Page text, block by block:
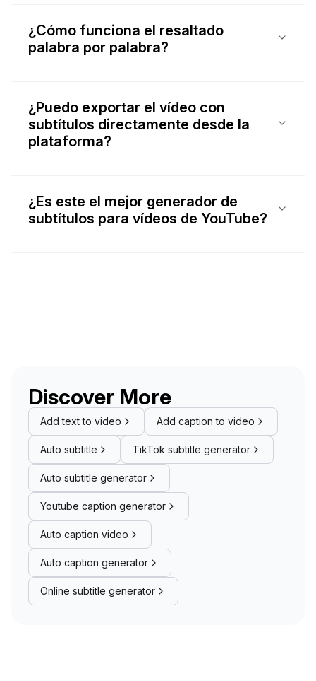
¿Cómo funciona el resaltado
palabra por palabra?
¿Puedo exportar el vídeo con
subtítulos directamente desde la
plataforma?
¿Es este el mejor generador de
subtítulos para vídeos de YouTube?
Discover More
Add text to video Add caption to video
Auto subtitle TikTok subtitle generator
Auto subtitle generator
Youtube caption generator
Auto caption video
Auto caption generator
Online subtitle generator